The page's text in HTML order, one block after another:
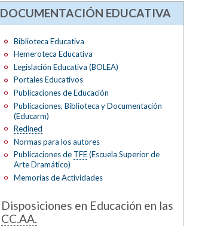
DOCUMENTACIÓN EDUCATIVA
Biblioteca Educativa
Hemeroteca Educativa
Legislación Educativa (BOLEA)
Portales Educativos
Publicaciones de Educación
Publicaciones, Biblioteca y Documentación
(Educarm)
Redined
Normas para los autores
Publicaciones de TFE(Escuela Superior de
Arte Dramático)
Memorias de Actividades
Disposiciones en Educación en las
CC.AA.